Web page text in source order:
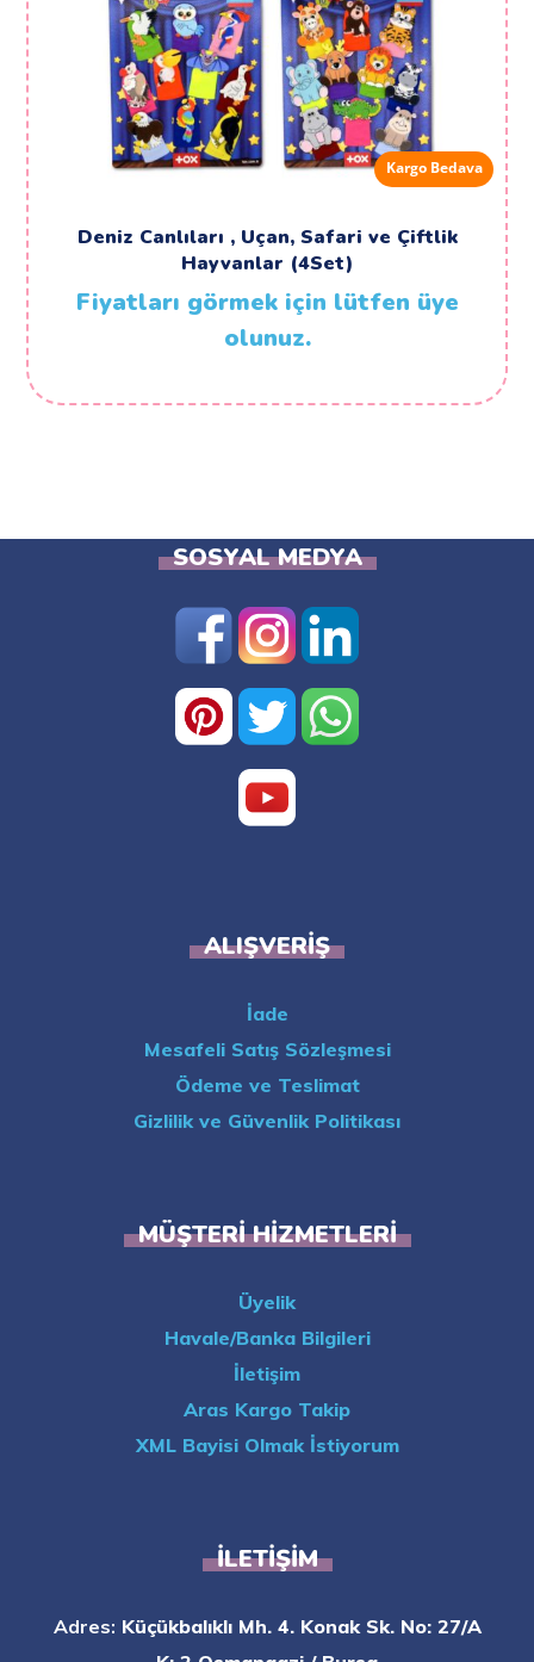
Kargo Bedava
Deniz Canlıları , Uçan, Safari ve Çiftlik
Hayvanlar (4Set)
Fiyatları görmek için lütfen üye
olunuz.
SOSYAL MEDYA
ALIŞVERIŞ
İade
Mesafeli Satış Sözleşmesi
Ödeme ve Teslimat
Gizlilik ve Güvenlik Politikası
MÜŞTERI HIZMETLERI
Üyelik
Havale/Banka Bilgileri
İletişim
Aras Kargo Takip
XML Bayisi Olmak İstiyorum
İLETIŞIM
Adres: Küçükbalıklı Mh. 4. Konak Sk. No: 27/A